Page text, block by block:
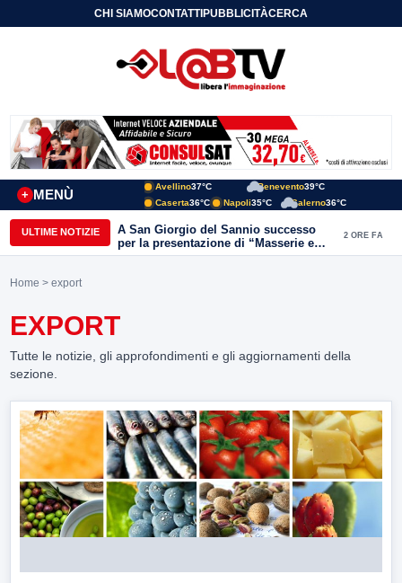
CHI SIAMOCONTATTIPUBBLICITÀCERCA
MENÙ
+
Avellino37°C Benevento39°C
Caserta36°C Napoli35°C Salerno36°C
ULTIME NOTIZIE
A San Giorgio del Sannio successo
per la presentazione di “Masserie e
vita contadina” di Carmine Nardone
2 ORE FA
Home > export
EXPORT
Tutte le notizie, gli approfondimenti e gli aggiornamenti della
sezione.